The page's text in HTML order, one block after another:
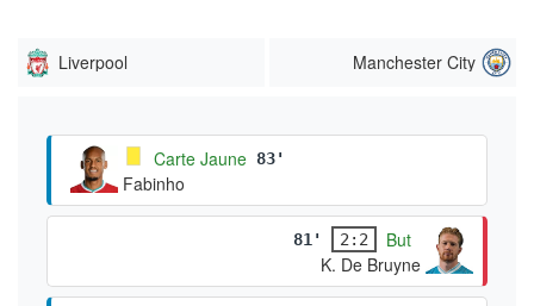
Liverpool Manchester City
Carte Jaune 83'
Fabinho
81' 2:2
But
K. De Bruyne